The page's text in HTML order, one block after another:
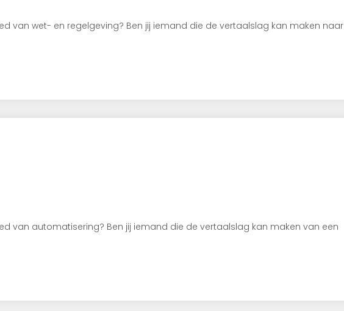
van wet- en regelgeving? Ben jij iemand die de vertaalslag kan maken naar
van automatisering? Ben jij iemand die de vertaalslag kan maken van een